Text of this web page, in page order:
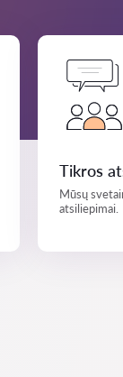
Tikros
Mūsų
atsiliepimai.